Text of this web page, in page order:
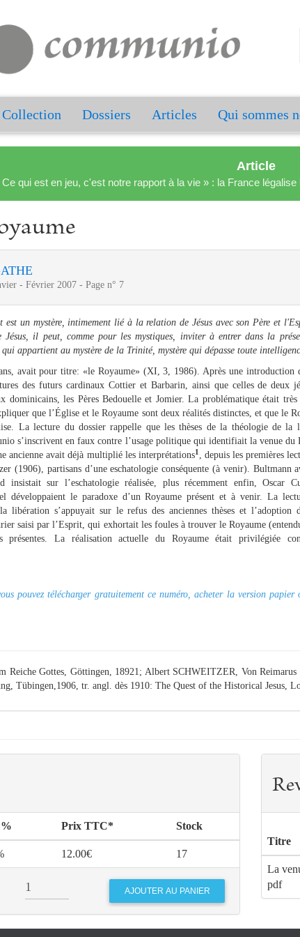
Collection Dossiers Articles Qui sommes
Article
qui est en jeu, c'est notre rapport à la vie » : la France
- Février 2007 - Page n° 7
un mystère, intimement lié à la relation de Jésus avec son Père et
il peut, comme pour les mystiques, inviter à entrer dans la
qui appartient au mystère de la Trinité, mystère qui dépasse toute
avait pour titre: «le Royaume» (XI, 3, 1986). Après une introduction
des futurs cardinaux Cottier et Barbarin, ainsi que celles de deux
les Pères Bedouelle et Jomier. La problématique était très
que l’Église et le Royaume sont deux réalités distinctes, et que le
La lecture du dossier rappelle que les thèses de la théologie de la
s’inscrivent en faux contre l’usage politique qui identifiait la venue du
ancienne avait déjà multiplié les interprétations1 , depuis les premières
(1906), partisans d’une eschatologie conséquente (à venir). Bultmann
sur l’eschatologie réalisée, plus récemment enfin, Oscar
développaient le paradoxe d’un Royaume présent et à venir. La
libération s’appuyait sur le refus des anciennes thèses et l’adoption
saisi par l’Esprit, qui exhortait les foules à trouver le Royaume
présentes. La réalisation actuelle du Royaume était privilégiée
pouvez télécharger gratuitement ce numéro, acheter la version papier
Reiche Gottes, Göttingen, 18921; Albert SCHWEITZER, Von Reimarus
Tübingen,1906, tr. angl. dès 1910: The Quest of the Historical Jesus,
Prix TTC* Stock
12.00€ 17
Titre
La
pdf